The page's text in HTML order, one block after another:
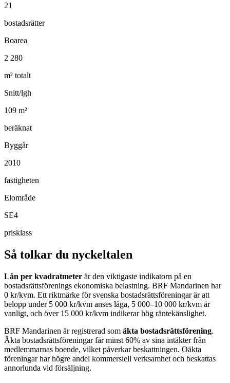
21
bostadsrätter
Boarea
2 280
m² totalt
Snitt/lgh
109 m²
beräknat
Byggår
2010
fastigheten
Elområde
SE4
prisklass
Så tolkar du nyckeltalen
Lån per kvadratmeter är den viktigaste indikatorn på en
bostadsrättsförenings ekonomiska belastning. BRF Mandarinen har
0 kr/kvm. Ett riktmärke för svenska bostadsrättsföreningar är att
belopp under 5 000 kr/kvm anses låga, 5 000–10 000 kr/kvm är
vanligt, och över 15 000 kr/kvm indikerar hög räntekänslighet.
BRF Mandarinen är registrerad som äkta bostadsrättsförening.
Äkta bostadsrättsföreningar får minst 60% av sina intäkter från
medlemmarnas boende, vilket påverkar beskattningen. Oäkta
föreningar har högre andel kommersiell verksamhet och beskattas
annorlunda vid försäljning.